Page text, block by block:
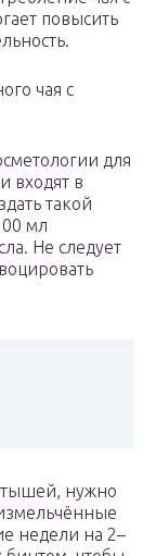
повысить
чая с
для
входят в
такой
мл
Не следует
нужно
недели на 2–